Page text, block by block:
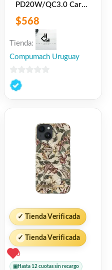
PD20W/QC3.0 Carga
R�pida Blanco
LDNIO
$568
Tienda:
Compumach Uruguay
0
de
✓ Tienda Verificada
✓ Tienda Verificada
0
▣ Hasta 12 cuotas sin recargo